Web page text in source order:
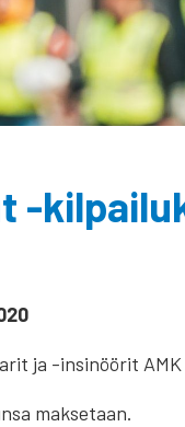
-
ja -insinöörit
maksetaan.